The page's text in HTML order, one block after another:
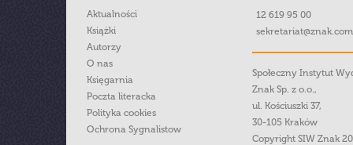
Aktualności
Książki
Autorzy
O nas
Księgarnia
Poczta literacka
Polityka cookies
Ochrona Sygnalistow
12 619 95 00
Społeczny Instytut
Znak Sp. z o.o.,
ul. Kościuszki 37,
30-105 Kraków
Copyright SIW Znak